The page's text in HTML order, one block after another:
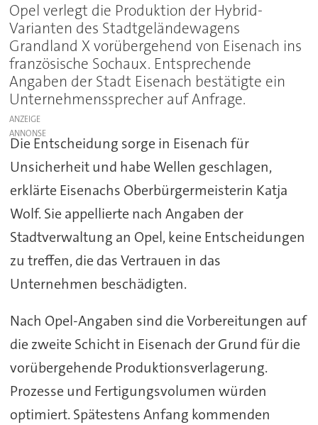
Opel verlegt die Produktion der Hybrid-
Varianten des Stadtgeländewagens
Grandland X vorübergehend von Eisenach ins
französische Sochaux. Entsprechende
Angaben der Stadt Eisenach bestätigte ein
Unternehmenssprecher auf Anfrage.
ANZEIGE
Die Entscheidung sorge in Eisenach für
Unsicherheit und habe Wellen geschlagen,
erklärte Eisenachs Oberbürgermeisterin Katja
Wolf. Sie appellierte nach Angaben der
Stadtverwaltung an Opel, keine Entscheidungen
zu treffen, die das Vertrauen in das
Unternehmen beschädigten.
Nach Opel-Angaben sind die Vorbereitungen auf
die zweite Schicht in Eisenach der Grund für die
vorübergehende Produktionsverlagerung.
Prozesse und Fertigungsvolumen würden
optimiert. Spätestens Anfang kommenden